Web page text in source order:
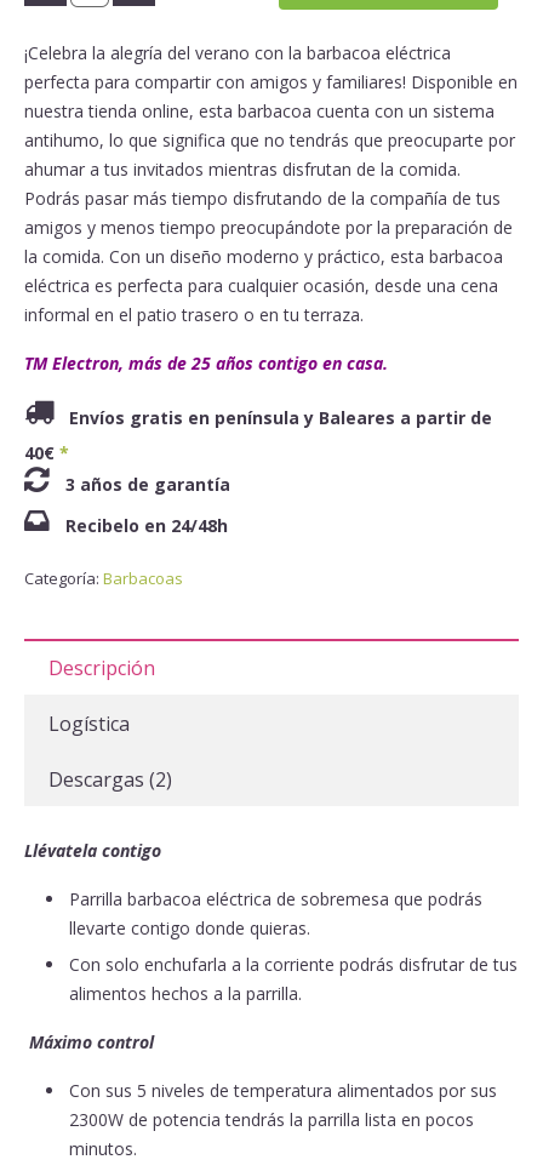
¡Celebra la alegría del verano con la barbacoa eléctrica
perfecta para compartir con amigos y familiares! Disponible en
nuestra tienda online, esta barbacoa cuenta con un sistema
antihumo, lo que significa que no tendrás que preocuparte por
ahumar a tus invitados mientras disfrutan de la comida.
Podrás pasar más tiempo disfrutando de la compañía de tus
amigos y menos tiempo preocupándote por la preparación de
la comida. Con un diseño moderno y práctico, esta barbacoa
eléctrica es perfecta para cualquier ocasión, desde una cena
informal en el patio trasero o en tu terraza.
TM Electron, más de 25 años contigo en casa.
Envíos gratis en península y Baleares a partir de
40€ *
3 años de garantía
Recibelo en 24/48h
Categoría: Barbacoas
Descripción
Logística
Descargas (2)
Llévatela contigo
Parrilla barbacoa eléctrica de sobremesa que podrás
llevarte contigo donde quieras.
Con solo enchufarla a la corriente podrás disfrutar de tus
alimentos hechos a la parrilla.
Máximo control
Con sus 5 niveles de temperatura alimentados por sus
2300W de potencia tendrás la parrilla lista en pocos
minutos.